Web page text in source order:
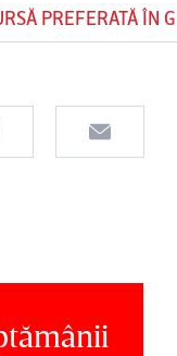
PREFERATĂ ÎN